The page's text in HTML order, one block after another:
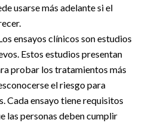
usarse más adelante si el
ensayos clínicos son estudios
Estos estudios presentan
probar los tratamientos más
el riesgo para
Cada ensayo tiene requisitos
las personas deben cumplir